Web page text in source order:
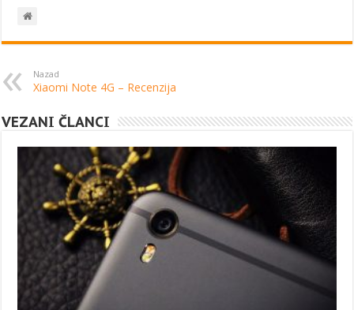
Nazad
Xiaomi Note 4G – Recenzija
VEZANI ČLANCI